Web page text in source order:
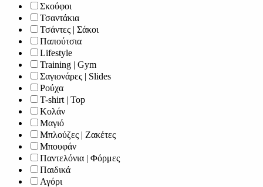
Σκούφοι
Τσαντάκια
Τσάντες | Σάκοι
Παπούτσια
Lifestyle
Training | Gym
Σαγιονάρες | Slides
Ρούχα
T-shirt | Top
Κολάν
Μαγιό
Μπλούζες | Ζακέτες
Μπουφάν
Παντελόνια | Φόρμες
Παιδικά
Αγόρι